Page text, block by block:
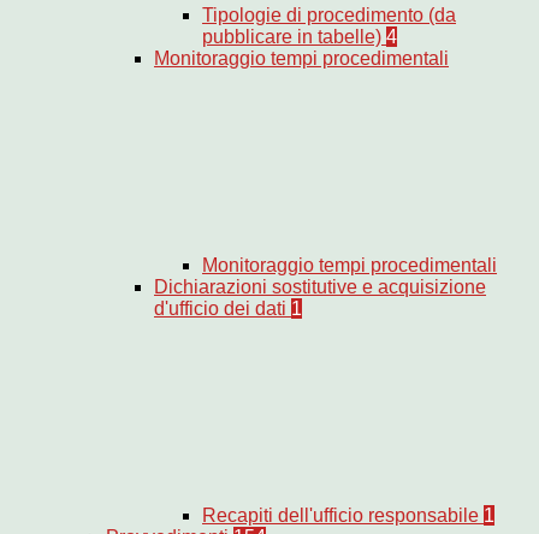
Tipologie di procedimento (da
pubblicare in tabelle) 4
Monitoraggio tempi procedimentali
Monitoraggio tempi procedimentali
Dichiarazioni sostitutive e acquisizione
d'ufficio dei dati 1
Recapiti dell'ufficio responsabile 1